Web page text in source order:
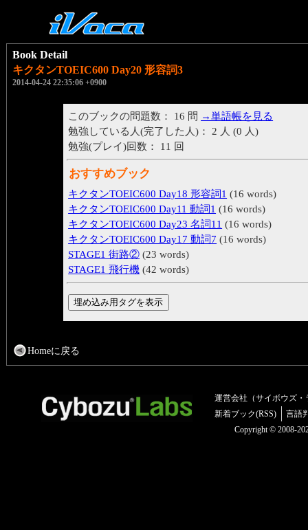
Book Detail
キクタンTOEIC600 Day20 形容詞3
2014-04-24 22:35:06 +0900
このブックの問題数： 16 問 →単語帳を見る
勉強している人(完了した人)： 2 人 (0 人)
勉強(プレイ)回数： 11 回
おすすめブック
キクタンTOEIC600 Day18 形容詞1 (16 words)
キクタンTOEIC600 Day11 動詞1 (16 words)
キクタンTOEIC600 Day23 名詞11 (16 words)
キクタンTOEIC600 Day17 動詞7 (16 words)
STAGE1 街路② (23 words)
STAGE1 飛行機 (42 words)
Homeに戻る
運営会社（サイボウズ・
新着ブック(RSS)
言語
Copyright © 2008-